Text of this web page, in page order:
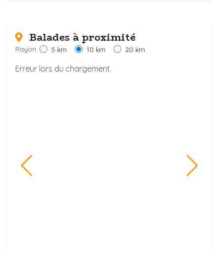
Balades à proximité
Rayon : 5 km 10 km 20 km
Erreur lors du chargement.